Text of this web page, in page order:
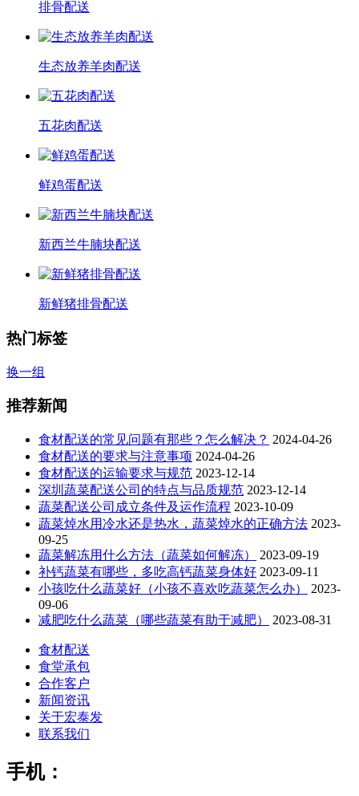
排骨配送
生态放养羊肉配送
五花肉配送
鲜鸡蛋配送
新西兰牛腩块配送
新鲜猪排骨配送
热门标签
换一组
推荐新闻
食材配送的常见问题有那些？怎么解决？ 2024-04-26
食材配送的要求与注意事项 2024-04-26
食材配送的运输要求与规范 2023-12-14
深圳蔬菜配送公司的特点与品质规范 2023-12-14
蔬菜配送公司成立条件及运作流程 2023-10-09
蔬菜焯水用冷水还是热水，蔬菜焯水的正确方法 2023-
09-25
蔬菜解冻用什么方法（蔬菜如何解冻）
2023-09-19
补钙蔬菜有哪些，多吃高钙蔬菜身体好 2023-09-11
小孩吃什么蔬菜好（小孩不喜欢吃蔬菜怎么办）
2023-
09-06
减肥吃什么蔬菜（哪些蔬菜有助于减肥）
2023-08-31
食材配送
食堂承包
合作客户
新闻资讯
关于宏泰发
联系我们
手机：